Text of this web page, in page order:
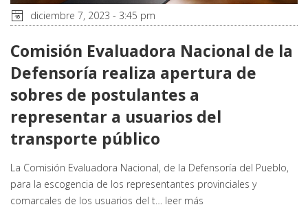
diciembre 7, 2023 - 3:45 pm
Comisión Evaluadora Nacional de la
Defensoría realiza apertura de
sobres de postulantes a
representar a usuarios del
transporte público
La Comisión Evaluadora Nacional, de la Defensoría del Pueblo,
para la escogencia de los representantes provinciales y
comarcales de los usuarios del t… leer más